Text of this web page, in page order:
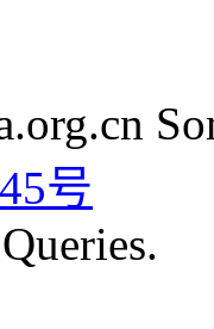
号